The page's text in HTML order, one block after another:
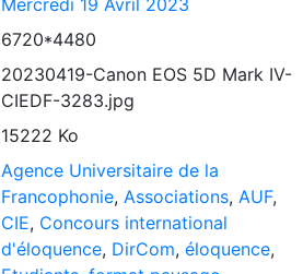
Mercredi 19 Avril 2023
6720*4480
20230419-Canon EOS 5D Mark IV-
CIEDF-3283.jpg
15222 Ko
Agence Universitaire de la
Francophonie, Associations, AUF,
CIE, Concours international
d'éloquence, DirCom, éloquence,